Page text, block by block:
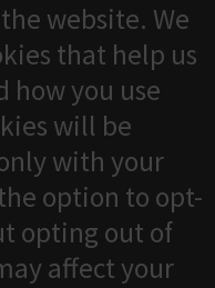
website. We
that help us
how you use
will be
with your
option to opt-
opting out of
affect your